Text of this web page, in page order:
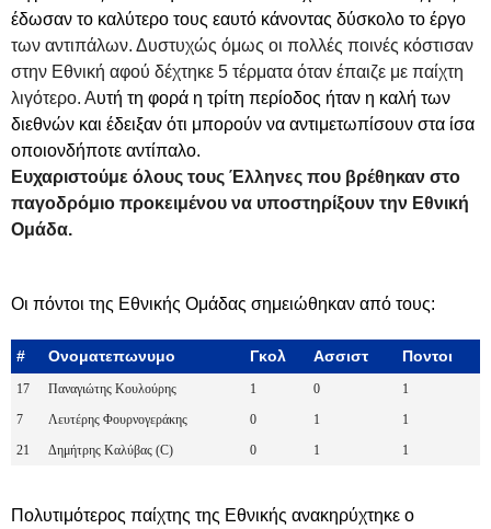
έδωσαν το καλύτερο τους εαυτό κάνοντας δύσκολο το έργο
των αντιπάλων. Δυστυχώς όμως οι πολλές ποινές κόστισαν
στην Εθνική αφού δέχτηκε 5 τέρματα όταν έπαιζε με παίχτη
λιγότερο. Αυτή τη φορά η τρίτη περίοδος ήταν η καλή των
διεθνών και έδειξαν ότι μπορούν να αντιμετωπίσουν στα ίσα
οποιονδήποτε αντίπαλο.
Ευχαριστούμε όλους τους Έλληνες που βρέθηκαν στο
παγοδρόμιο προκειμένου να υποστηρίξουν την Εθνική
Ομάδα.
Οι πόντοι της Εθνικής Ομάδας σημειώθηκαν από τους:
# Ονοματεπωνυμο Γκολ Ασσιστ Ποντοι
17 Παναγιώτης Κουλούρης 1 0
1
7
Λευτέρης Φουρνογεράκης 0 1
1
21
Δημήτρης Καλύβας (C) 0 1 1
Πολυτιμότερος παίχτης της Εθνικής ανακηρύχτηκε ο